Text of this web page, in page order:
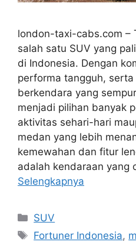
london-taxi-cabs.com –
salah satu SUV yang
di Indonesia. Dengan
performa tangguh, serta
berkendara yang
menjadi pilihan banyak
aktivitas sehari-hari
medan yang lebih
kemewahan dan fitur
adalah kendaraan yang
Selengkapnya
Kategori
SUV
Tag
Fortuner Indonesia,